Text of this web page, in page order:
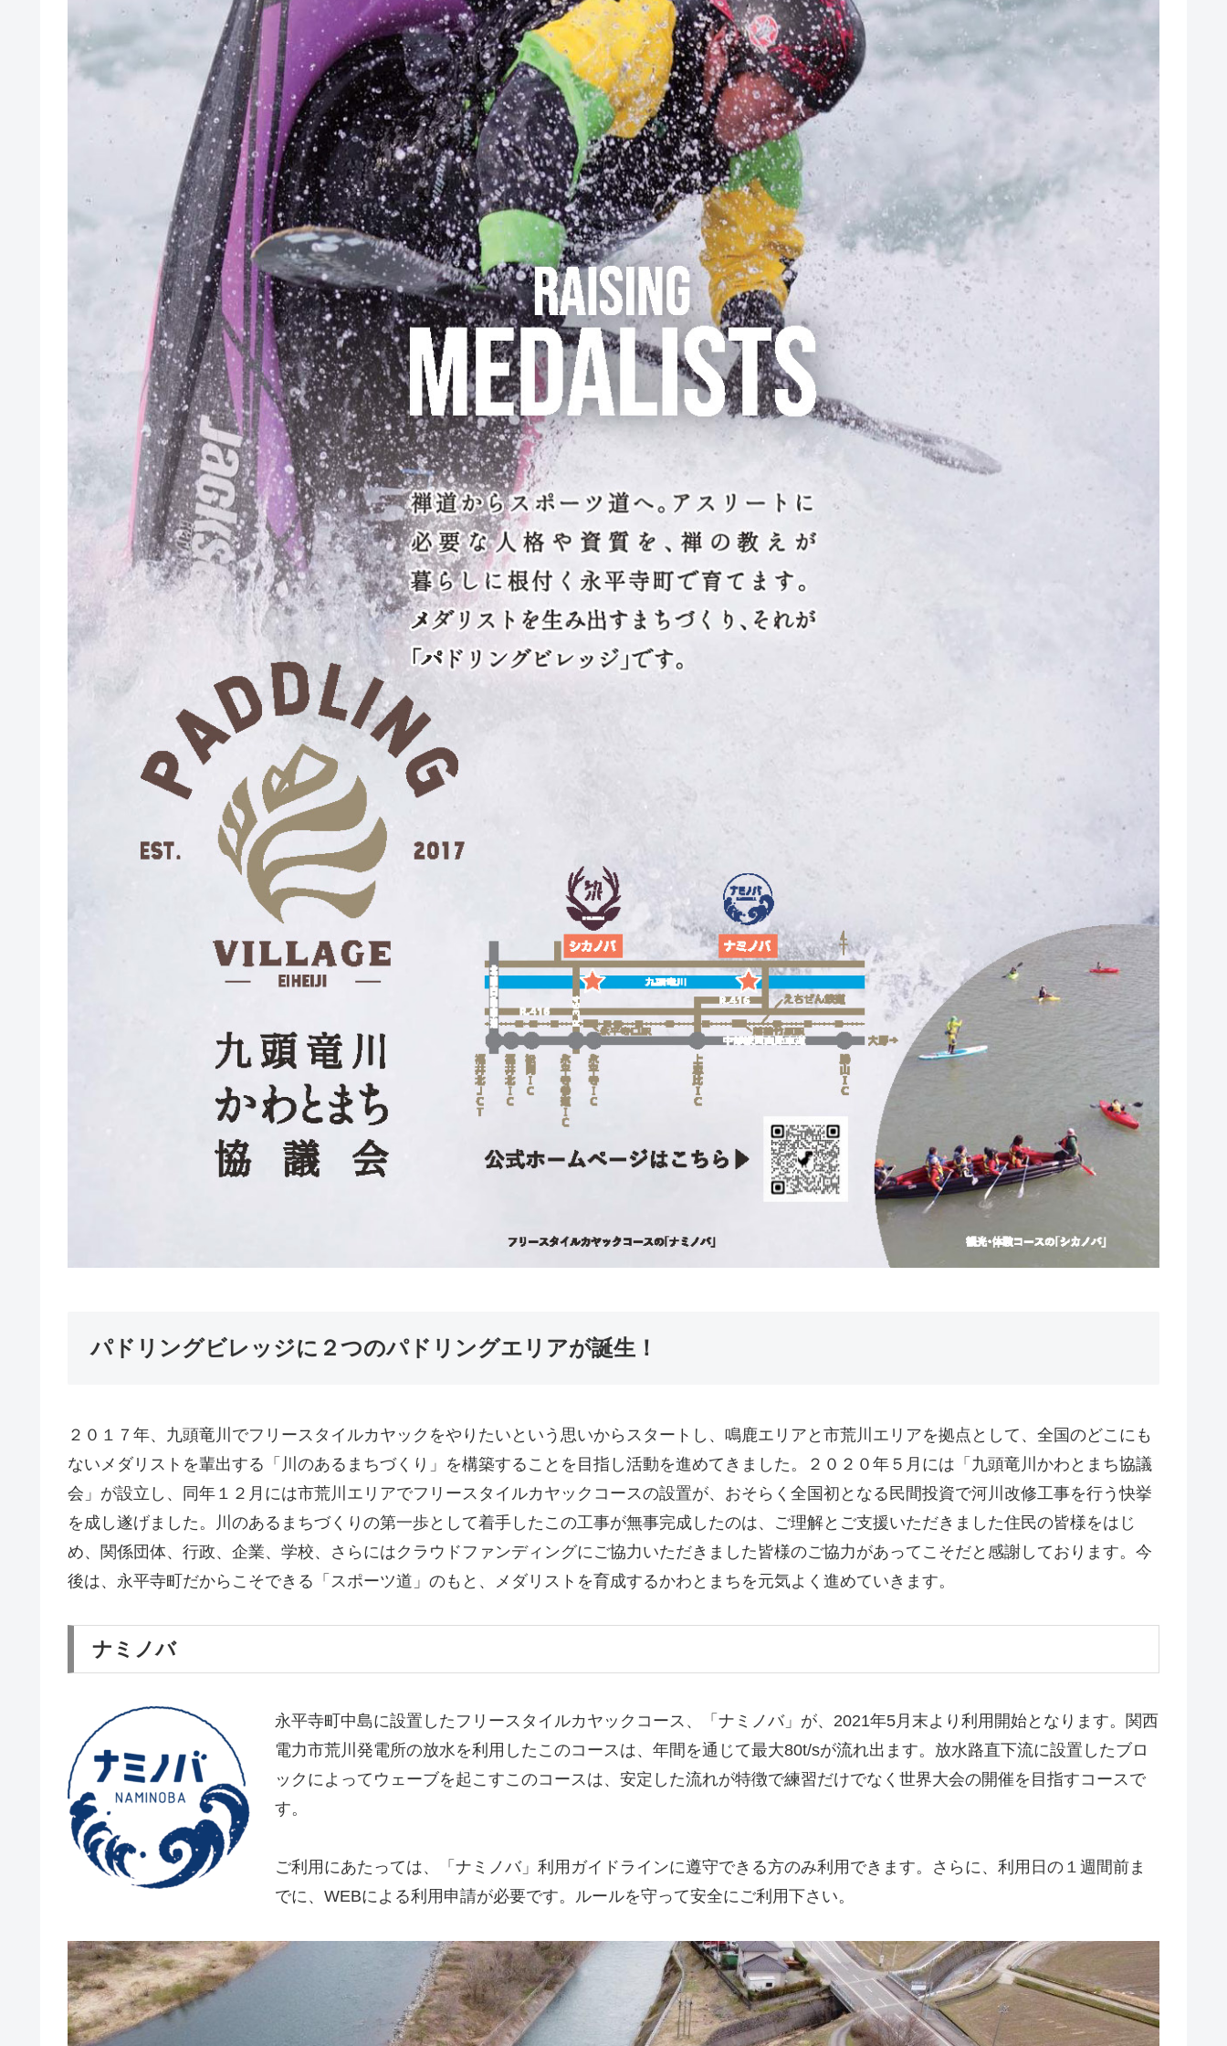
パドリングビレッジに２つのパドリングエリアが誕生！
２０１７年、九頭竜川でフリースタイルカヤックをやりたいという思いからスタートし、鳴鹿エリアと市荒川エリアを拠点として、全国のどこにも
ないメダリストを輩出する「川のあるまちづくり」を構築することを目指し活動を進めてきました。２０２０年５月には「九頭竜川かわとまち協議
会」が設立し、同年１２月には市荒川エリアでフリースタイルカヤックコースの設置が、おそらく全国初となる民間投資で河川改修工事を行う快挙
を成し遂げました。川のあるまちづくりの第一歩として着手したこの工事が無事完成したのは、ご理解とご支援いただきました住民の皆様をはじ
め、関係団体、行政、企業、学校、さらにはクラウドファンディングにご協力いただきました皆様のご協力があってこそだと感謝しております。今
後は、永平寺町だからこそできる「スポーツ道」のもと、メダリストを育成するかわとまちを元気よく進めていきます。
ナミノバ
永平寺町中島に設置したフリースタイルカヤックコース、「ナミノバ」が、2021年5月末より利用開始となります。関西
電力市荒川発電所の放水を利用したこのコースは、年間を通じて最大80t/sが流れ出ます。放水路直下流に設置したブロ
ックによってウェーブを起こすこのコースは、安定した流れが特徴で練習だけでなく世界大会の開催を目指すコースで
す。
ご利用にあたっては、「ナミノバ」利用ガイドラインに遵守できる方のみ利用できます。さらに、利用日の１週間前ま
でに、WEBによる利用申請が必要です。ルールを守って安全にご利用下さい。